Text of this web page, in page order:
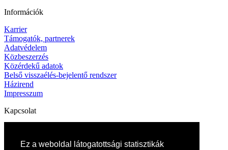
Ez a weboldal látogatottsági statisztikák
Információk
Karrier
Támogatók, partnerek
Adatvédelem
Közbeszerzés
Közérdekű adatok
Belső visszaélés-bejelentő rendszer
Házirend
Impresszum
Kapcsolat